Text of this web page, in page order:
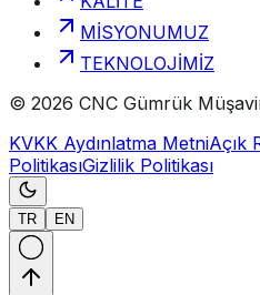
MİSYONUMUZ
TEKNOLOJİMİZ
© 2026 CNC Gümrük
KVKK Aydınlatma MetniAçık
PolitikasıGizlilik Politikası
TR EN